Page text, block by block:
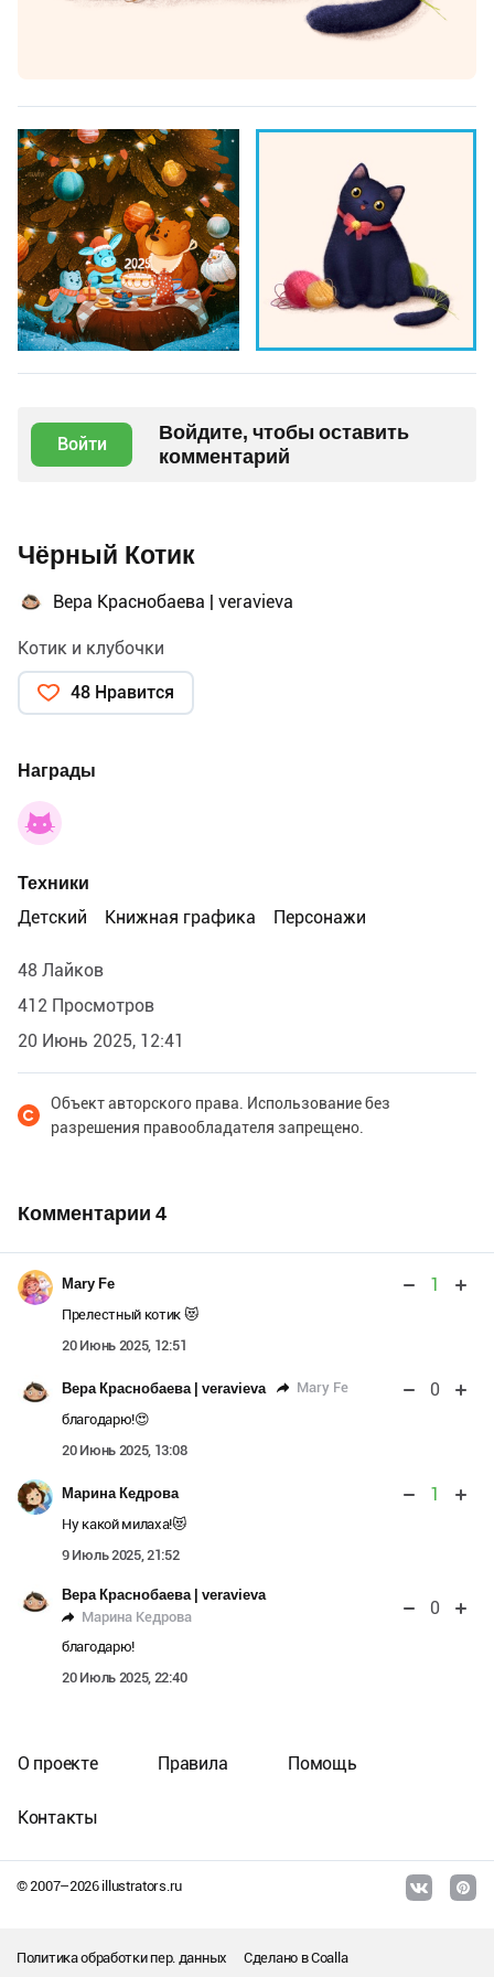
Войти
Войдите, чтобы оставить
комментарий
Чёрный Котик
Вера Краснобаева | veravieva
Котик и клубочки
48 Нравится
Награды
Техники
Детский
Книжная графика Персонажи
48 Лайков
412 Просмотров
20 Июнь 2025, 12:41
Объект авторского права. Использование без
разрешения правообладателя запрещено.
Комментарии 4
Mary Fe 1
Прелестный котик 😻
20 Июнь 2025, 12:51
Вера Краснобаева | veravieva Mary Fe 0
благодарю!😍
20 Июнь 2025, 13:08
Марина Кедрова 1
Ну какой милаха!😻
9 Июль 2025, 21:52
Вера Краснобаева | veravieva
Марина Кедрова
0
благодарю!
20 Июль 2025, 22:40
© 2007–2026illustrators.ru
О проекте Правила Помощь
Контакты
Политика обработки пер. данных Сделано вCoalla